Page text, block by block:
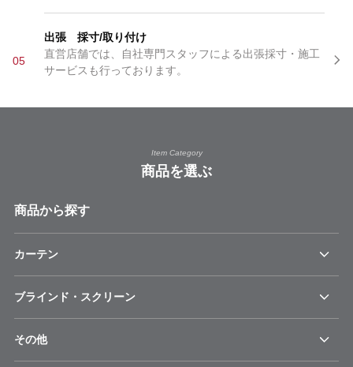
05
出張 採寸/取り付け
直営店舗では、自社専門スタッフによる出張採寸・施工
サービスも行っております。
Item Category
商品を選ぶ
商品から探す
カーテン
ブラインド・スクリーン
その他